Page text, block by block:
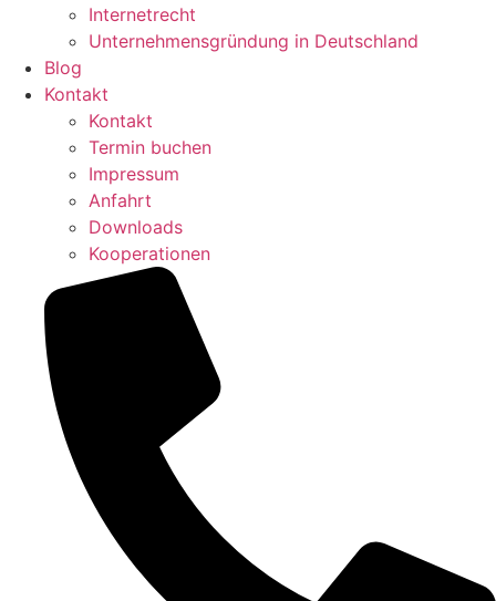
Internetrecht
Unternehmensgründung in Deutschland
Blog
Kontakt
Kontakt
Termin buchen
Impressum
Anfahrt
Downloads
Kooperationen